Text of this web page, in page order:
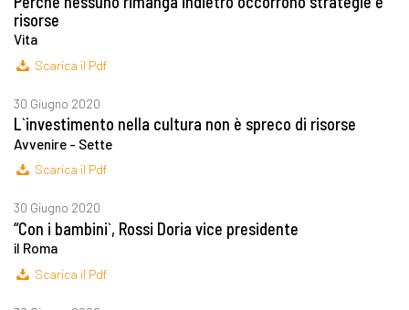
risorse
Vita
Scarica il Pdf
30 Giugno 2020
L`investimento nella cultura non è spreco di risorse
Avvenire - Sette
Scarica il Pdf
30 Giugno 2020
“Con i bambini`, Rossi Doria vice presidente
il Roma
Scarica il Pdf